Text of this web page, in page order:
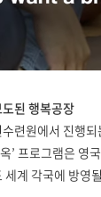
된 행복공장
련원에서 진행
’ 프로그램은
세계 각국에 방영